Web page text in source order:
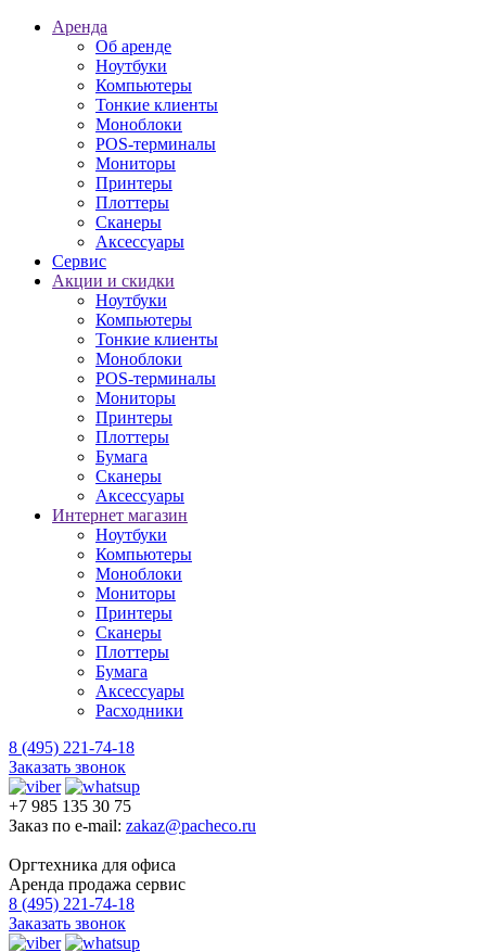
Аренда
Об аренде
Ноутбуки
Компьютеры
Тонкие клиенты
Моноблоки
POS-терминалы
Мониторы
Принтеры
Плоттеры
Сканеры
Аксессуары
Сервис
Акции и скидки
Ноутбуки
Компьютеры
Тонкие клиенты
Моноблоки
POS-терминалы
Мониторы
Принтеры
Плоттеры
Бумага
Сканеры
Аксессуары
Интернет магазин
Ноутбуки
Компьютеры
Моноблоки
Мониторы
Принтеры
Сканеры
Плоттеры
Бумага
Аксессуары
Расходники
8 (495) 221-74-18
Заказать звонок
+7 985 135 30 75
Заказ по e-mail: zakaz@pacheco.ru
Оргтехника для офиса
Аренда продажа сервис
8 (495) 221-74-18
Заказать звонок